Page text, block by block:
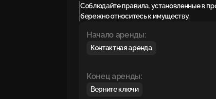
Соблюдайте правила, установленные в
бережно относитесь к имуществу.
Начало аренды:
Контактная аренда
Конец аренды:
Верните ключи